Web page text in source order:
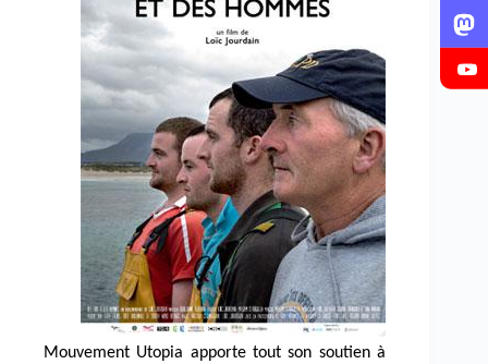
Mouvement Utopia apporte tout son soutien à